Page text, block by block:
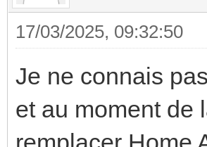
17/03/2025, 09:32:50
Je ne connais
et au moment de